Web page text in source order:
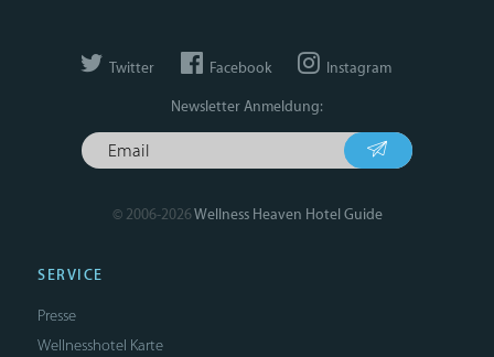
Twitter Facebook Instagram
Newsletter Anmeldung:
© 2006-2026Wellness Heaven Hotel Guide
SERVICE
Presse
Wellnesshotel Karte